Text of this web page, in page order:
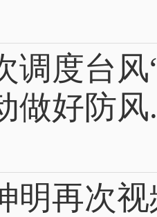
调度台
做好防风
明再次